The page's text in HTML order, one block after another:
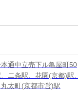
通中立売下ル亀屋町50
二条駅、花園(京都)駅
太町(京都市営)駅